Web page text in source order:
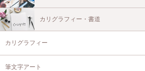
カリグラフィー・書道
カリグラフィー
筆文字アート